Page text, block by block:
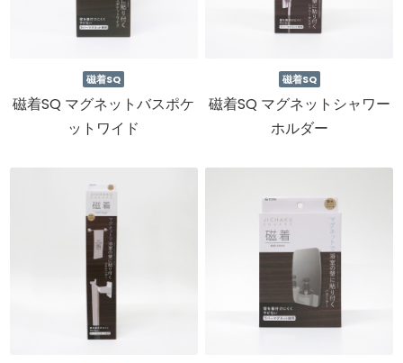
磁着SQ
磁着SQ マグネットバスポケ
ットワイド
磁着SQ
磁着SQ マグネットシャワー
ホルダー